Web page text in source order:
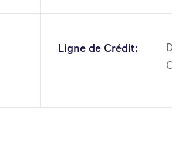
Ligne de Crédit: